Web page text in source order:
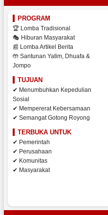
PROGRAM
🏆 Lomba Tradisional
🎭 Hiburan Masyarakat
📰 Lomba Artikel Berita
🤲 Santunan Yatim, Dhuafa &
Jompo
TUJUAN
✔ Menumbuhkan Kepedulian
Sosial
✔ Mempererat Kebersamaan
✔ Semangat Gotong Royong
TERBUKA UNTUK
✔ Pemerintah
✔ Perusahaan
✔ Komunitas
✔ Masyarakat